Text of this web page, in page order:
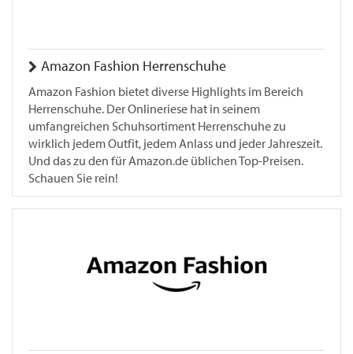
Amazon Fashion Herrenschuhe
Amazon Fashion bietet diverse Highlights im Bereich
Herrenschuhe. Der Onlineriese hat in seinem
umfangreichen Schuhsortiment Herrenschuhe zu
wirklich jedem Outfit, jedem Anlass und jeder Jahreszeit.
Und das zu den für Amazon.de üblichen Top-Preisen.
Schauen Sie rein!